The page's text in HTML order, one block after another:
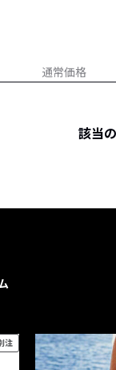
記事ランキング
カスブランド
通常価格
該当
注